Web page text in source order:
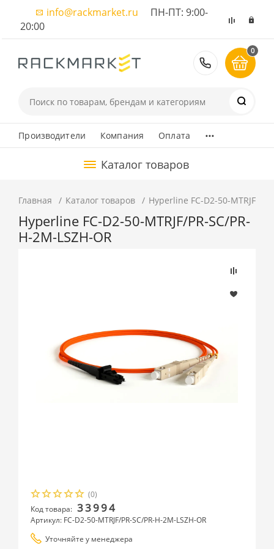
info@rackmarket.ru ПН-ПТ: 9:00-
20:00
8 (495)
0
Производители Компания Оплата ...
Каталог товаров
Главная Каталог товаров Hyperline FC-D2-50-MTRJF/
Hyperline FC-D2-50-MTRJF/PR-SC/PR-
H-2M-LSZH-OR
(0)
Код товара: 33994
Артикул: FC-D2-50-MTRJF/PR-SC/PR-H-2M-LSZH-OR
Уточняйте у менеджера